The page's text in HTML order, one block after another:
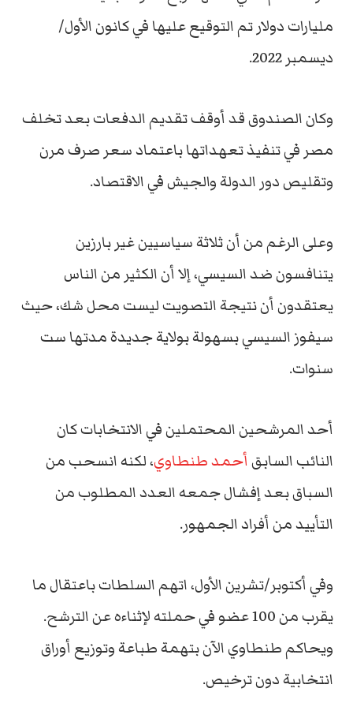
مليارات دولار تم التوقيع عليها في كانون الأول/
ديسمبر 2022.
وكان الصندوق قد أوقف تقديم الدفعات بعد تخلف
مصر في تنفيذ تعهداتها باعتماد سعر صرف مرن
وتقليص دور الدولة والجيش في الاقتصاد.
وعلى الرغم من أن ثلاثة سياسيين غير بارزين
يتنافسون ضد السيسي، إلا أن الكثير من الناس
يعتقدون أن نتيجة التصويت ليست محل شك، حيث
سيفوز السيسي بسهولة بولاية جديدة مدتها ست
سنوات.
أحد المرشحين المحتملين في الانتخابات كان
النائب السابقأحمد طنطاوي، لكنه انسحب من
السباق بعد إفشال جمعه العدد المطلوب من
التأييد من أفراد الجمهور.
وفي أكتوبر/تشرين الأول، اتهم السلطات باعتقال ما
يقرب من 100 عضو في حملته لإثناءه عن الترشح.
ويحاكم طنطاوي الآن بتهمة طباعة وتوزيع أوراق
انتخابية دون ترخيص.